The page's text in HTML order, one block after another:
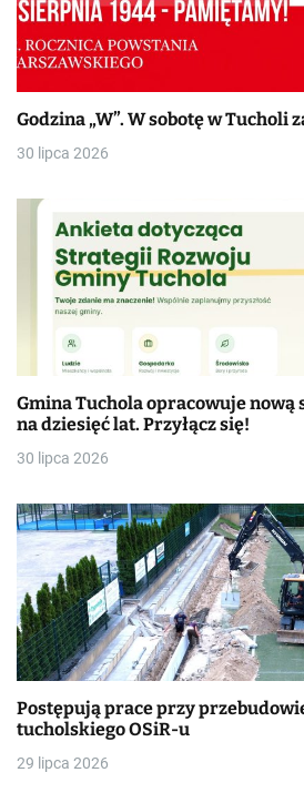
Godzina „W”. W sobotę w Tucholi
30 lipca 2026
Gmina Tuchola opracowuje nową
na dziesięć lat. Przyłącz się!
30 lipca 2026
Postępują prace przy
tucholskiego OSiR-u
29 lipca 2026